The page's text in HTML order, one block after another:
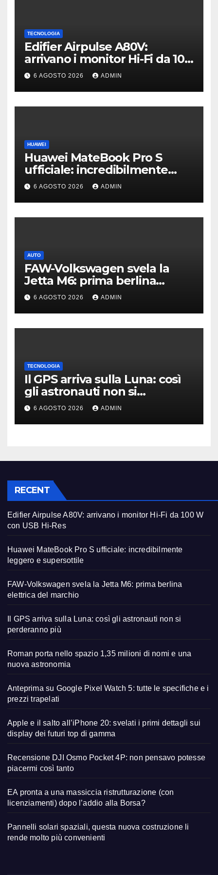
TECNOLOGIA
Edifier Airpulse A80V:
arrivano i monitor Hi-Fi da 100
W con USB Hi-Res
6 AGOSTO 2026 ADMIN
HUAWEI
Huawei MateBook Pro S
ufficiale: incredibilmente
leggero e supersottile
6 AGOSTO 2026 ADMIN
AUTO
FAW-Volkswagen svela la
Jetta M6: prima berlina
elettrica del marchio
6 AGOSTO 2026 ADMIN
TECNOLOGIA
Il GPS arriva sulla Luna: così
gli astronauti non si
perderanno più
6 AGOSTO 2026 ADMIN
RECENT
Edifier Airpulse A80V: arrivano i monitor Hi-Fi da 100 W
con USB Hi-Res
Huawei MateBook Pro S ufficiale: incredibilmente
leggero e supersottile
FAW-Volkswagen svela la Jetta M6: prima berlina
elettrica del marchio
Il GPS arriva sulla Luna: così gli astronauti non si
perderanno più
Roman porta nello spazio 1,35 milioni di nomi e una
nuova astronomia
Anteprima su Google Pixel Watch 5: tutte le specifiche e i
prezzi trapelati
Apple e il salto all’iPhone 20: svelati i primi dettagli sui
display dei futuri top di gamma
Recensione DJI Osmo Pocket 4P: non pensavo potesse
piacermi così tanto
EA pronta a una massiccia ristrutturazione (con
licenziamenti) dopo l’addio alla Borsa?
Pannelli solari spaziali, questa nuova costruzione li
rende molto più convenienti